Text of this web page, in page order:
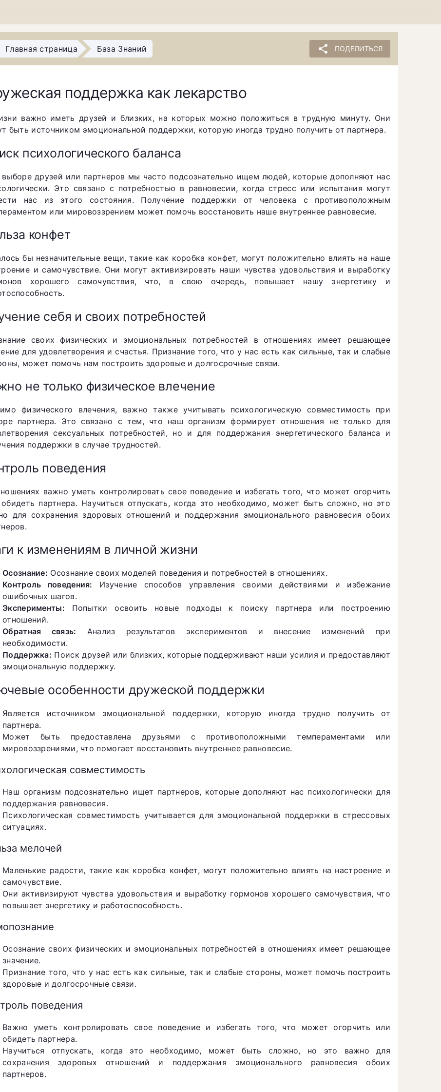
Главная страница База Знаний share ПОДЕЛИТЬСЯ
поддержка как лекарство
важно иметь друзей и близких, на которых можно положиться в трудную минуту. Они
быть источником эмоциональной поддержки, которую иногда трудно получить от партнера.
психологического баланса
друзей или партнеров мы часто подсознательно ищем людей, которые дополняют нас
Это связано с потребностью в равновесии, когда стресс или испытания могут
нас из этого состояния. Получение поддержки от человека с противоположным
или мировоззрением может помочь восстановить наше внутреннее равновесие.
конфет
бы незначительные вещи, такие как коробка конфет, могут положительно влиять на наше
и самочувствие. Они могут активизировать наши чувства удовольствия и выработку
хорошего самочувствия, что, в свою очередь, повышает нашу энергетику и
себя и своих потребностей
своих физических и эмоциональных потребностей в отношениях имеет решающее
для удовлетворения и счастья. Признание того, что у нас есть как сильные, так и слабые
может помочь нам построить здоровые и долгосрочные связи.
не только физическое влечение
физического влечения, важно также учитывать психологическую совместимость при
партнера. Это связано с тем, что наш организм формирует отношения не только для
сексуальных потребностей, но и для поддержания энергетического баланса и
поддержки в случае трудностей.
поведения
важно уметь контролировать свое поведение и избегать того, что может огорчить
партнера. Научиться отпускать, когда это необходимо, может быть сложно, но это
для сохранения здоровых отношений и поддержания эмоционального равновесия обоих
к изменениям в личной жизни
Осознание: Осознание своих моделей поведения и потребностей в отношениях.
Контроль поведения: Изучение способов управления своими действиями и избежание
ошибочных шагов.
Эксперименты: Попытки освоить новые подходы к поиску партнера или построению
отношений.
Обратная связь: Анализ результатов экспериментов и внесение изменений при
необходимости.
Поддержка: Поиск друзей или близких, которые поддерживают наши усилия и предоставляют
эмоциональную поддержку.
особенности дружеской поддержки
Является источником эмоциональной поддержки, которую иногда трудно получить от
партнера.
Может быть предоставлена друзьями с противоположными темпераментами или
мировоззрениями, что помогает восстановить внутреннее равновесие.
совместимость
Наш организм подсознательно ищет партнеров, которые дополняют нас психологически для
поддержания равновесия.
Психологическая совместимость учитывается для эмоциональной поддержки в стрессовых
ситуациях.
мелочей
Маленькие радости, такие как коробка конфет, могут положительно влиять на настроение и
самочувствие.
Они активизируют чувства удовольствия и выработку гормонов хорошего самочувствия, что
повышает энергетику и работоспособность.
Осознание своих физических и эмоциональных потребностей в отношениях имеет решающее
значение.
Признание того, что у нас есть как сильные, так и слабые стороны, может помочь построить
здоровые и долгосрочные связи.
поведения
Важно уметь контролировать свое поведение и избегать того, что может огорчить или
обидеть партнера.
Научиться отпускать, когда это необходимо, может быть сложно, но это важно для
сохранения здоровых отношений и поддержания эмоционального равновесия обоих
партнеров.